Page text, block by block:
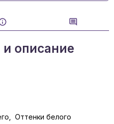
и описание
Оттенки белого